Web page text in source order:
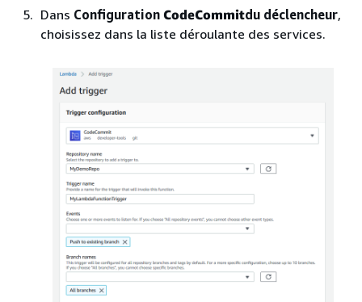
Dans Configuration CodeCommitdu déclencheur,
choisissez dans la liste déroulante des services.